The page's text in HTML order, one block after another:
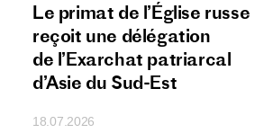
Le primat de l’Église russe
reçoit une délégation
de l’Exarchat patriarcal
d’Asie du Sud-Est
18.07.2026